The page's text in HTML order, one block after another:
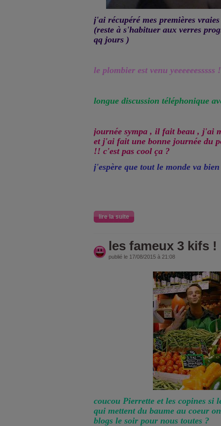
j'ai récupéré mes premières
(reste à s'habituer aux verres
qq jours )
le plombier est venu
longue discussion téléphonique
journée sympa , il fait beau , j'ai
et j'ai fait une bonne journée du
!! c'est pas cool ça ?
j'espère que tout le monde va
lire la suite
les fameux 3 kifs !
publié le 17/08/2015 à 21:08
coucou Pierrette et les copines si
qui mettent du baume au coeur
blogs le soir pour nous toutes ?